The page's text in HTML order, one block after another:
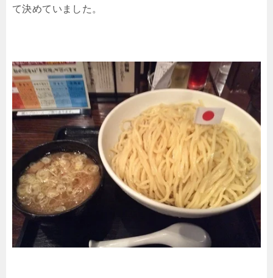
て決めていました。